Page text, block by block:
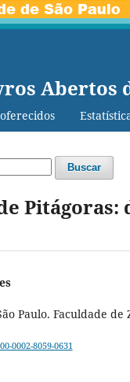
Abertos
Buscar
Paulo. Faculdade
0002-8059-0631